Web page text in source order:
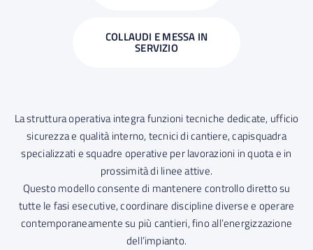
COLLAUDI E MESSA IN
SERVIZIO
La struttura operativa integra funzioni tecniche dedicate, ufficio
sicurezza e qualità interno, tecnici di cantiere, capisquadra
specializzati e squadre operative per lavorazioni in quota e in
prossimità di linee attive.
Questo modello consente di mantenere controllo diretto su
tutte le fasi esecutive, coordinare discipline diverse e operare
contemporaneamente su più cantieri, fino all’energizzazione
dell’impianto.